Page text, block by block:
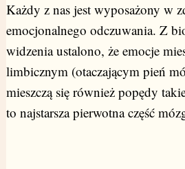
Każdy z nas jest wyposażony w
emocjonalnego odczuwania. Z
widzenia ustalono, że emocje
limbicznym (otaczającym pień
mieszczą się również popędy
to najstarsza pierwotna część